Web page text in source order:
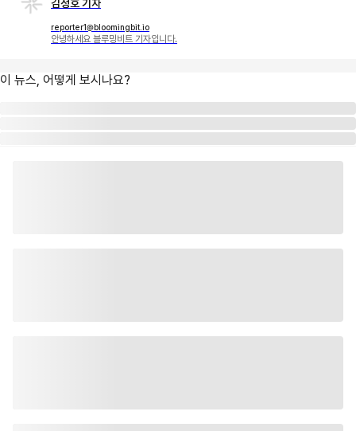
김정호 기자
reporter1@bloomingbit.io
안녕하세요 블루밍비트 기자입니다.
이 뉴스, 어떻게 보시나요?